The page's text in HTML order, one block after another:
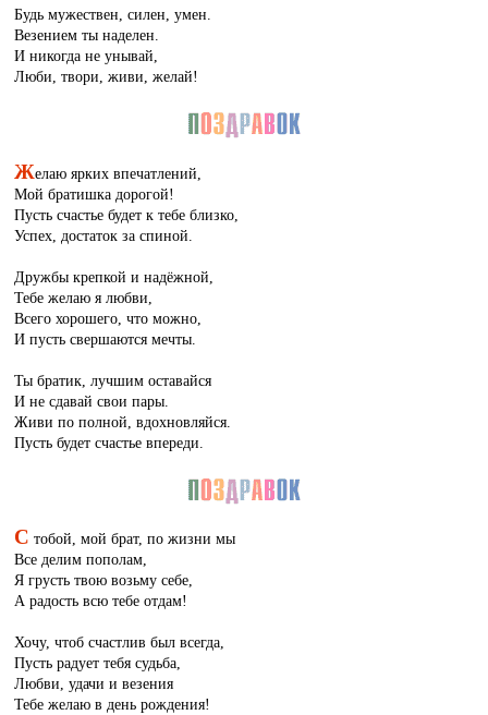
Будь мужествен, силен, умен.
Везением ты наделен.
И никогда не унывай,
Люби, твори, живи, желай!
Желаю ярких впечатлений,
Мой братишка дорогой!
Пусть счастье будет к тебе близко,
Успех, достаток за спиной.
Дружбы крепкой и надёжной,
Тебе желаю я любви,
Всего хорошего, что можно,
И пусть свершаются мечты.
Ты братик, лучшим оставайся
И не сдавай свои пары.
Живи по полной, вдохновляйся.
Пусть будет счастье впереди.
С тобой, мой брат, по жизни мы
Все делим пополам,
Я грусть твою возьму себе,
А радость всю тебе отдам!
Хочу, чтоб счастлив был всегда,
Пусть радует тебя судьба,
Любви, удачи и везения
Тебе желаю в день рождения!